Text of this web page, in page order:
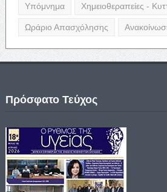
Υπόμνημα Χημειοθεραπείες -
Ωράριο Απασχόλησης
Πρόσφατο Τεύχος